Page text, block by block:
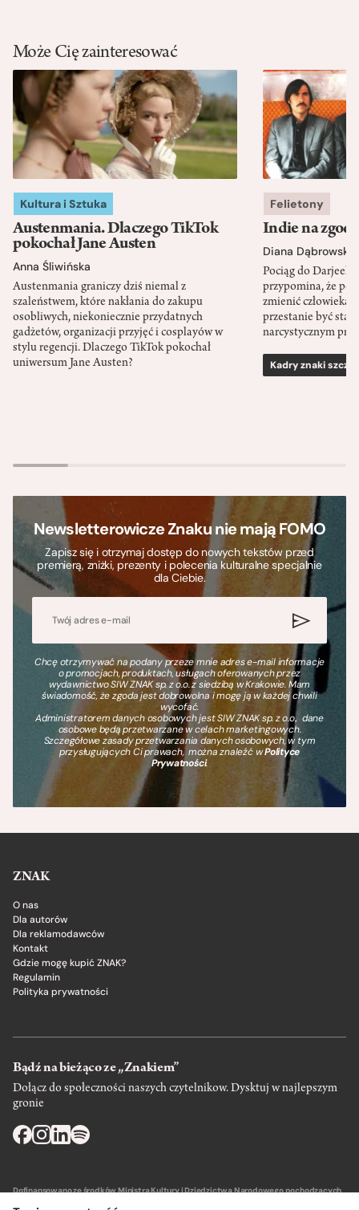
Może Cię zainteresować
Kultura i Sztuka
Austenmania. Dlaczego TikTok
pokochał Jane Austen
Anna Śliwińska
Austenmania graniczy dziś niemal z
szaleństwem, które nakłania do zakupu
osobliwych, niekoniecznie przydatnych
gadżetów, organizacji przyjęć i cosplayów w
stylu regencji. Dlaczego TikTok pokochał
uniwersum Jane Austen?
Felietony
Indie na
Diana Dąbrowska
Pociąg do
przypomina, że
zmienić człowieka
przestanie być
narcystycznym
Kadry znaki
Newsletterowicze Znaku nie mają FOMO
Zapisz się i otrzymaj dostęp do nowych tekstów przed
premierą, zniżki, prezenty i polecenia kulturalne specjalnie
dla Ciebie.
Chcę otrzymywać na podany przeze mnie adres e-mail informacje
o promocjach, produktach, usługach oferowanych przez
wydawnictwo SIW ZNAK sp. z o.o. z siedzibą w Krakowie. Mam
świadomość, że zgoda jest dobrowolna i mogę ją w każdej chwili
wycofać.
Administratorem danych osobowych jest SIW ZNAK sp. z o.o., dane
osobowe będą przetwarzane w celach marketingowych.
Szczegółowe zasady przetwarzania danych osobowych, w tym
przysługujących Ci prawach, można znaleźć wPolityce
Prywatności.
ZNAK
O nas
Dla autorów
Dla reklamodawców
Kontakt
Gdzie mogę kupić ZNAK?
Regulamin
Polityka prywatności
Bądź na bieżąco ze „Znakiem”
Dołącz do społeczności naszych czytelnikow. Dysktuj w najlepszym
gronie
Dofinansowano ze środków Ministra Kultury i Dziedzictwa Narodowego pochodzących